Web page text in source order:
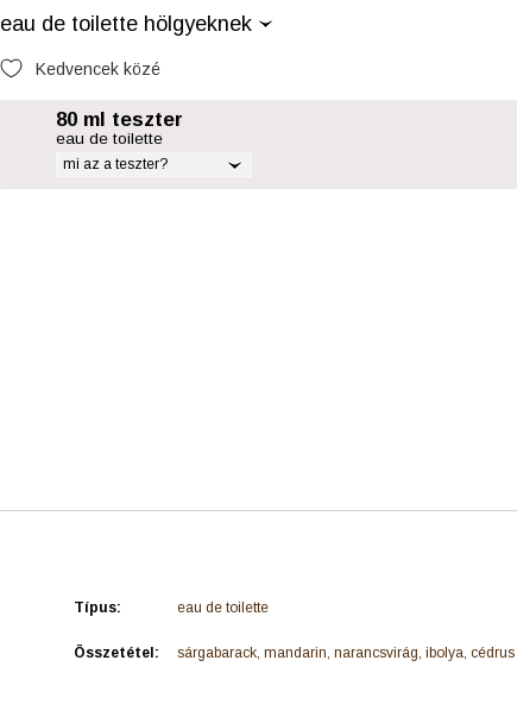
eau de toilette hölgyeknek
Kedvencek közé
80 ml teszter
eau de toilette
mi az a teszter?
Típus: eau de toilette
Összetétel: sárgabarack, mandarin, narancsvirág, ibolya, cédrus